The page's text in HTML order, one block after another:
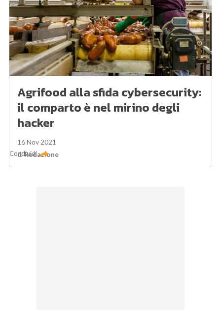
Agrifood alla sfida cybersecurity:
il comparto è nel mirino degli
hacker
16 Nov 2021
diRedazione
Condividi